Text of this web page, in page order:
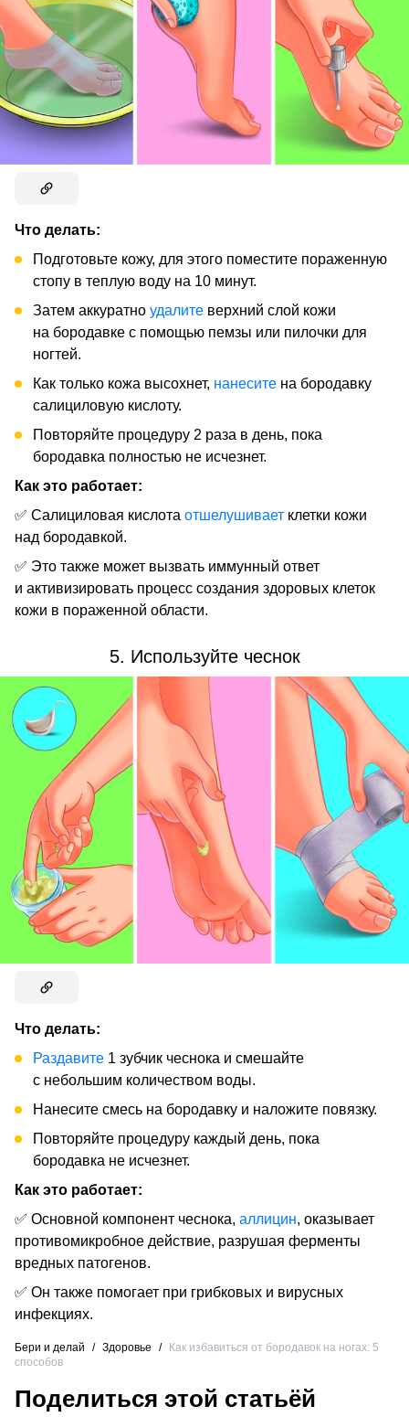
Что делать:
Подготовьте кожу, для этого поместите пораженную
стопу в теплую воду на 10 минут.
Затем аккуратно удалите верхний слой кожи
на бородавке с помощью пемзы или пилочки для
ногтей.
Как только кожа высохнет, нанесите на бородавку
салициловую кислоту.
Повторяйте процедуру 2 раза в день, пока
бородавка полностью не исчезнет.
Как это работает:
✅ Салициловая кислота отшелушивает клетки кожи
над бородавкой.
✅ Это также может вызвать иммунный ответ
и активизировать процесс создания здоровых клеток
кожи в пораженной области.
5. Используйте чеснок
Что делать:
Раздавите 1 зубчик чеснока и смешайте
с небольшим количеством воды.
Нанесите смесь на бородавку и наложите повязку.
Повторяйте процедуру каждый день, пока
бородавка не исчезнет.
Как это работает:
✅ Основной компонент чеснока, аллицин, оказывает
противомикробное действие, разрушая ферменты
вредных патогенов.
✅ Он также помогает при грибковых и вирусных
инфекциях.
Бери и делай / Здоровье /
Как избавиться от бородавок на ногах: 5
способов
Поделиться этой статьёй